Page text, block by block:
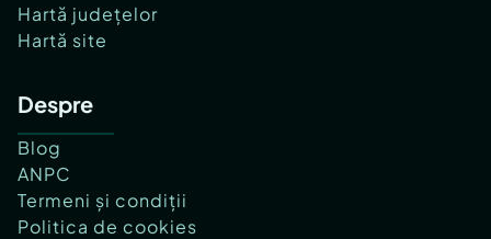
Hartă județelor
Hartă site
Despre
Blog
ANPC
Termeni și condiții
Politica de cookies